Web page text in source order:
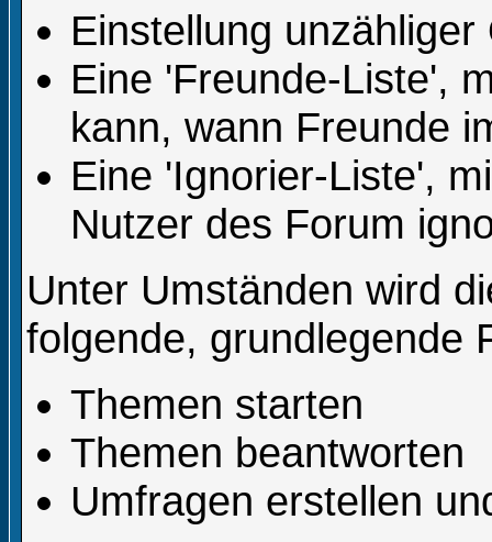
Einstellung
Eine 'Freunde-Liste',
kann, wann Freunde
Eine 'Ignorier-Liste',
Nutzer des Forum
Unter Umständen wird
folgende, grundlegende
Themen starten
Themen beantworten
Umfragen erstellen